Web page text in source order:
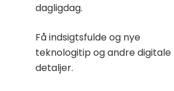
dagligdag.
Få indsigtsfulde og nye
teknologitip og andre digitale
detaljer.